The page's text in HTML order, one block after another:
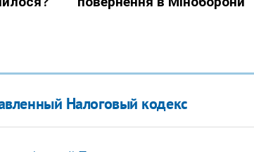
Налоговый кодекс